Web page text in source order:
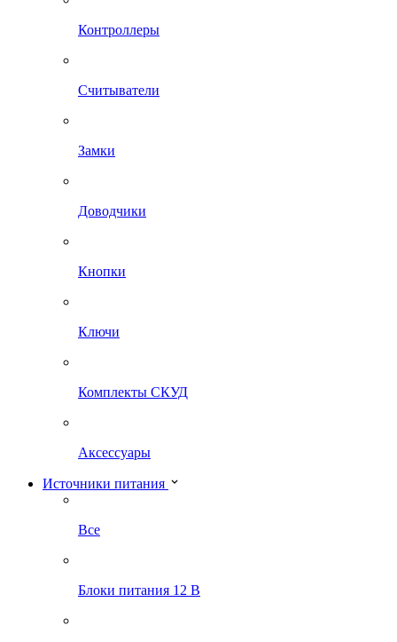
Контроллеры
Считыватели
Замки
Доводчики
Кнопки
Ключи
Комплекты СКУД
Аксессуары
Источники питания
Все
Блоки питания 12 В